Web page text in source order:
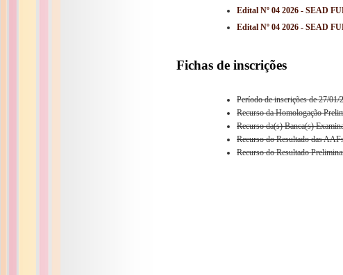
Edital Nº 04 2026 - SEAD
Edital Nº 04 2026 - SEAD
Fichas de inscrições
Período de inscrições de 27/
Recurso da Homologação
Recurso da(s) Banca(s)
Recurso do Resultado das
Recurso do Resultado